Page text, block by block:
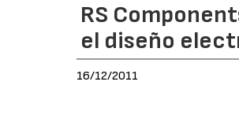
RS
el diseño
16/12/2011